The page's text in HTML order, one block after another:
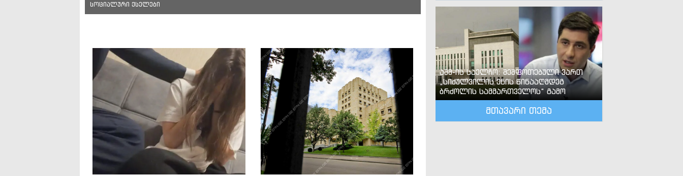
სოციალური ქსელები
აშშ-ის საელჩო: შეშფოთებული ვართ
„სიძულვილის ენის წინააღმდეგ
ბრძოლის სამმართველოს“ გამო
მთავარი თემა